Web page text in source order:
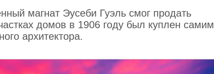
магнат Эусеби Гуэль смог продать
домов в 1906 году был куплен самим
архитектора.